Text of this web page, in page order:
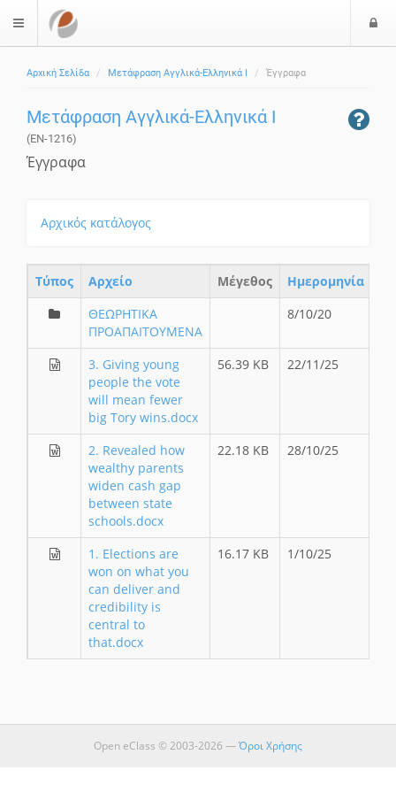
$langMenu
Αρχική Σελίδα Μετάφραση Αγγλικά-Ελληνικά Ι Έγγραφα
Μετάφραση Αγγλικά-Ελληνικά Ι
(EN-1216)
Έγγραφα
Αρχικός κατάλογος
Τύπος Aρχείο Μέγεθος
Ημερομηνία
ΘΕΩΡΗΤΙΚΑ
ΠΡΟΑΠΑΙΤΟΥΜΕΝΑ
8/10/20
3. Giving young
people the vote
will mean fewer
big Tory wins.docx
56.39 KB 22/11/25
2. Revealed how
wealthy parents
widen cash gap
between state
schools.docx
22.18 KB 28/10/25
1. Elections are
won on what you
can deliver and
credibility is
central to
that.docx
16.17 KB 1/10/25
Open eClass © 2003-2026 —Όροι Χρήσης